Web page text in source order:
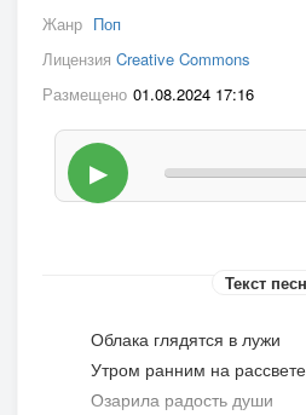
Жанр Поп
Лицензия Creative Commons
Размещено 01.08.2024 17:16
▶
Текст
Облака глядятся в лужи
Утром ранним на
Озарила радость души